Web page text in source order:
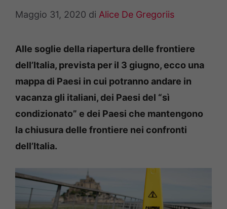
Maggio 31, 2020 di Alice De Gregoriis
Alle soglie della riapertura delle frontiere
dell’Italia, prevista per il 3 giugno, ecco una
mappa di Paesi in cui potranno andare in
vacanza gli italiani, dei Paesi del “sì
condizionato” e dei Paesi che mantengono
la chiusura delle frontiere nei confronti
dell’Italia.